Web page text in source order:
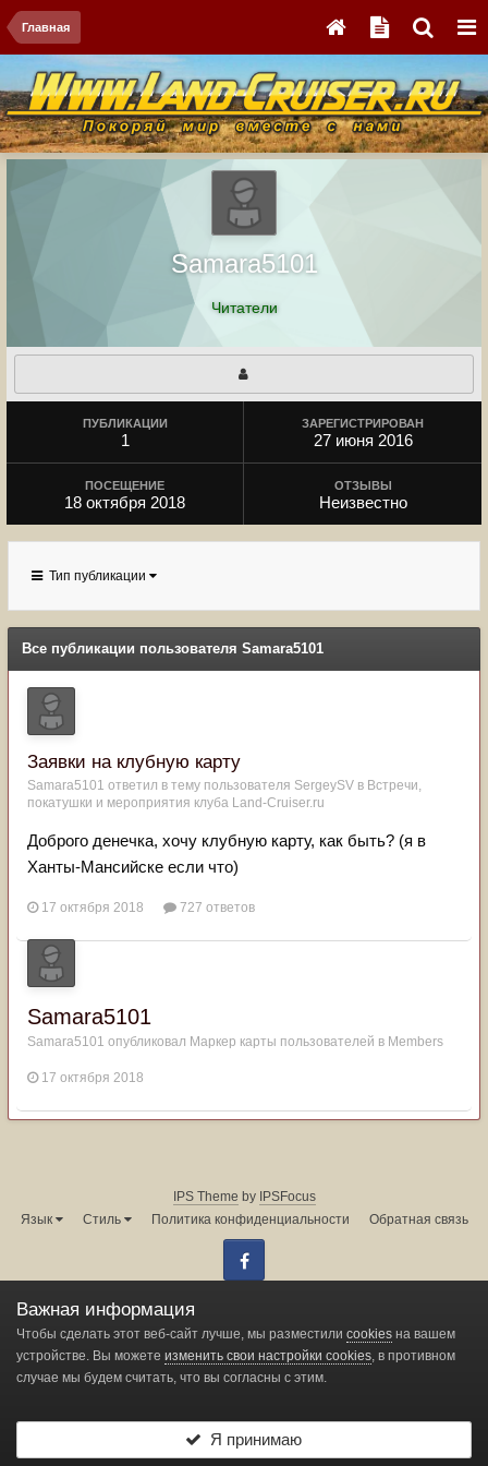
Главная
Samara5101
Читатели
ПУБЛИКАЦИИ
1
ЗАРЕГИСТРИРОВАН
27 июня 2016
ПОСЕЩЕНИЕ
18 октября 2018
ОТЗЫВЫ
Неизвестно
Тип публикации
Все публикации пользователя Samara5101
Заявки на клубную карту
Samara5101 ответил в тему пользователя SergeySV в Встречи,
покатушки и мероприятия клуба Land-Cruiser.ru
Доброго денечка, хочу клубную карту, как быть? (я в
Ханты-Мансийске если что)
17 октября 2018 727 ответов
Samara5101
Samara5101 опубликовал Маркер карты пользователей в Members
17 октября 2018
IPS Theme by IPSFocus
Язык
Стиль Политика конфиденциальности Обратная связь
Администрация форума:
Powered by Invision Community
Change privacy settings
Важная информация
Чтобы сделать этот веб-сайт лучше, мы разместили cookies на вашем
устройстве. Вы можете изменить свои настройки cookies, в противном
случае мы будем считать, что вы согласны с этим.
Я принимаю